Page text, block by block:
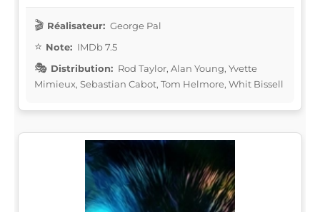
Réalisateur: George Pal
Note: IMDb 7.5
Distribution: Rod Taylor, Alan Young, Yvette
Mimieux, Sebastian Cabot, Tom Helmore, Whit Bissell